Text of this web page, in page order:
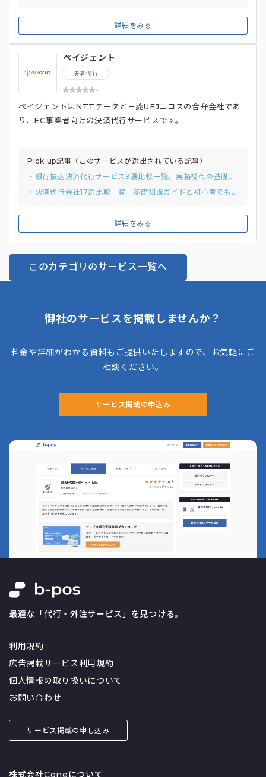
詳細をみる
ペイジェント
決済代行
-
詳細をみる
ペイジェントはNTTデータと三菱UFJニコスの合弁会社であ
り、EC事業者向けの決済代行サービスです。
Pick up記事（このサービスが選出されている記事）
・銀行振込決済代行サービス9選比較一覧。実務視点の基礎知識と最適な選び方まで解説
・決済代行会社17選比較一覧。基礎知識ガイドと初心者でも分かりやすい選び方
このカテゴリのサービス一覧へ
御社のサービスを掲載しませんか？
料金や詳細がわかる資料もご提供いたしますので、お気軽にご
相談ください。
サービス掲載の申込み
最適な「代行・外注サービス」を見つける。
利用規約
広告掲載サービス利用規約
個人情報の取り扱いについて
お問い合わせ
サービス掲載の申し込み
株式会社Coneについて